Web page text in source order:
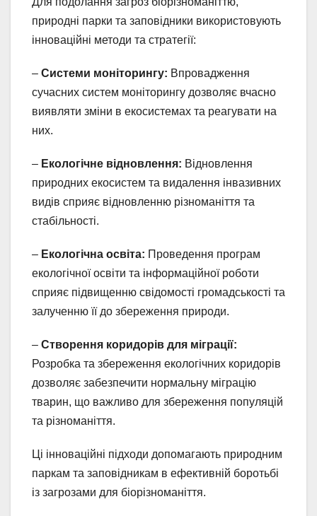
природні парки та заповідники використовують
інноваційні методи та стратегії:
– Системи моніторингу: Впровадження
сучасних систем моніторингу дозволяє вчасно
виявляти зміни в екосистемах та реагувати на
них.
– Екологічне відновлення: Відновлення
природних екосистем та видалення інвазивних
видів сприяє відновленню різноманіття та
стабільності.
– Екологічна освіта: Проведення програм
екологічної освіти та інформаційної роботи
сприяє підвищенню свідомості громадськості та
залученню її до збереження природи.
– Створення коридорів для міграції:
Розробка та збереження екологічних коридорів
дозволяє забезпечити нормальну міграцію
тварин, що важливо для збереження популяцій
та різноманіття.
Ці інноваційні підходи допомагають природним
паркам та заповідникам в ефективній боротьбі
із загрозами для біорізноманіття.